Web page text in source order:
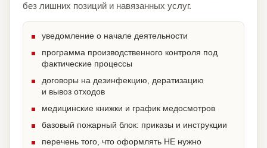
без лишних позиций и навязанных услуг.
уведомление о начале деятельности
программа производственного контроля под
фактические процессы
договоры на дезинфекцию, дератизацию
и вывоз отходов
медицинские книжки и график медосмотров
базовый пожарный блок: приказы и инструкции
перечень того, что оформлять НЕ нужно